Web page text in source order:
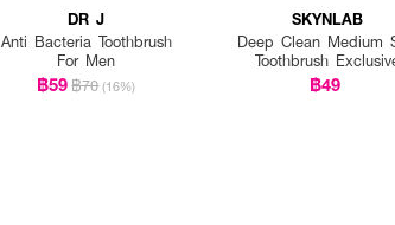
DR J
Anti Bacteria Toothbrush
For Men
฿59฿70 (16%)
SKYNLAB
Deep Clean Medium
Toothbrush
EVEANDBOY
฿49